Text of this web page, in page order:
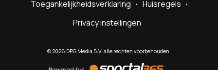
Toegankelijkheidsverklaring
Huisregels
Privacy instellingen
©2026 DPG Media B.V. alle rechten voorbehouden.
by